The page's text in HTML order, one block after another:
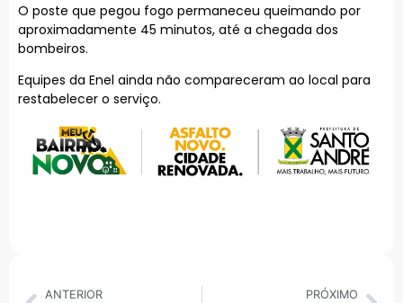
O poste que pegou fogo permaneceu queimando por
aproximadamente 45 minutos, até a chegada dos
bombeiros.
Equipes da Enel ainda não compareceram ao local para
restabelecer o serviço.
ANTERIOR PRÓXIMO